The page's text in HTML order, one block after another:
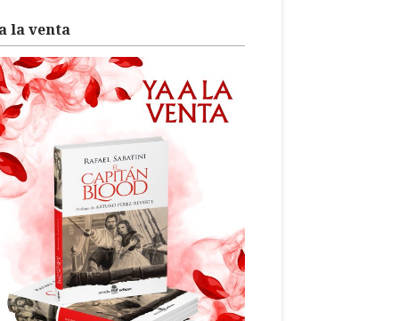
la venta